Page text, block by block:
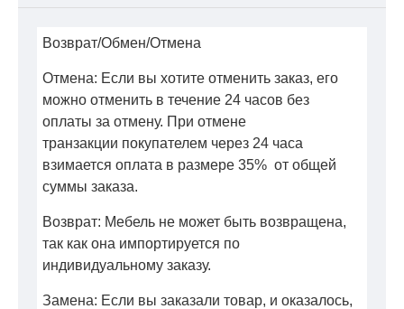
Возврат/Обмен/Отмена
Отмена: Если вы хотите отменить заказ, его
можно отменить в течение 24 часов без
оплаты за отмену. При отмене
транзакции покупателем через 24 часа
взимается оплата в размере 35% от общей
суммы заказа.
Возврат: Мебель не может быть возвращена,
так как она импортируется по
индивидуальному заказу.
Замена: Если вы заказали товар, и оказалось,